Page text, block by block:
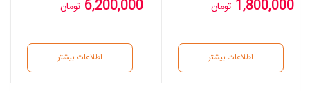
1,800,000 تومان
اطلاعات بیشتر
6,200,000 تومان
اطلاعات بیشتر